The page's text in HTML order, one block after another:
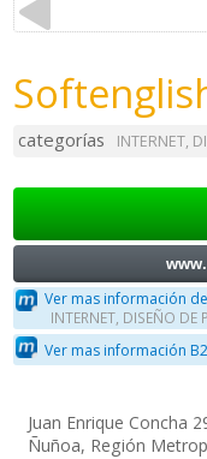
categorías INTERNET,
Ver mas información
INTERNET, DISEÑO DE
Ver mas información
Juan Enrique Concha
Ñuñoa, Región